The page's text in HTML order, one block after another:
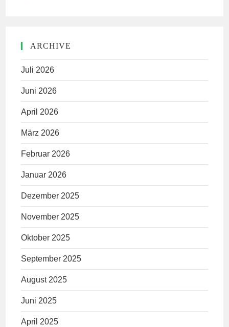
ARCHIVE
Juli 2026
Juni 2026
April 2026
März 2026
Februar 2026
Januar 2026
Dezember 2025
November 2025
Oktober 2025
September 2025
August 2025
Juni 2025
April 2025